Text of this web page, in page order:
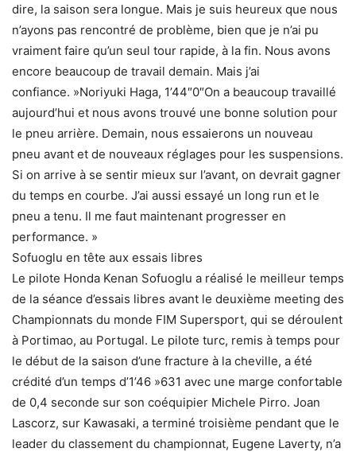
dire, la saison sera longue. Mais je suis heureux que nous
n’ayons pas rencontré de problème, bien que je n’ai pu
vraiment faire qu’un seul tour rapide, à la fin. Nous avons
encore beaucoup de travail demain. Mais j’ai
confiance. »Noriyuki Haga, 1’44″0″On a beaucoup travaillé
aujourd’hui et nous avons trouvé une bonne solution pour
le pneu arrière. Demain, nous essaierons un nouveau
pneu avant et de nouveaux réglages pour les suspensions.
Si on arrive à se sentir mieux sur l’avant, on devrait gagner
du temps en courbe. J’ai aussi essayé un long run et le
pneu a tenu. Il me faut maintenant progresser en
performance. »
Sofuoglu en tête aux essais libres
Le pilote Honda Kenan Sofuoglu a réalisé le meilleur temps
de la séance d’essais libres avant le deuxième meeting des
Championnats du monde FIM Supersport, qui se déroulent
à Portimao, au Portugal. Le pilote turc, remis à temps pour
le début de la saison d’une fracture à la cheville, a été
crédité d’un temps d’1’46 »631 avec une marge confortable
de 0,4 seconde sur son coéquipier Michele Pirro. Joan
Lascorz, sur Kawasaki, a terminé troisième pendant que le
leader du classement du championnat, Eugene Laverty, n’a